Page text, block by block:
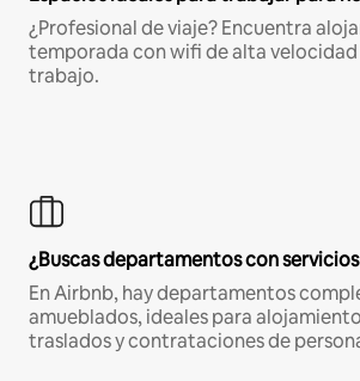
¿Profesional de viaje? Encuentra
temporada con wifi de alta velocidad
trabajo.
¿Buscas departamentos con
En Airbnb, hay departamentos
amueblados, ideales para
traslados y contrataciones de